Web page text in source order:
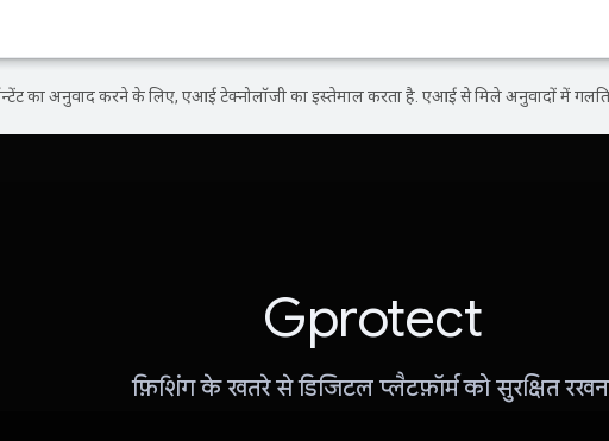
का अनुवाद करने के लिए, एआई टेक्नोलॉजी का इस्तेमाल करता है. एआई से मिले अनुवादों में
Gprotect
फ़िशिंग के खतरे से डिजिटल प्लैटफ़ॉर्म को सुरक्षित